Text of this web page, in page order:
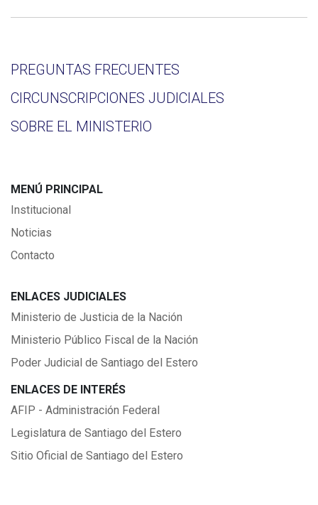
PREGUNTAS FRECUENTES
CIRCUNSCRIPCIONES JUDICIALES
SOBRE EL MINISTERIO
MENÚ PRINCIPAL
Institucional
Noticias
Contacto
ENLACES JUDICIALES
Ministerio de Justicia de la Nación
Ministerio Público Fiscal de la Nación
Poder Judicial de Santiago del Estero
ENLACES DE INTERÉS
AFIP - Administración Federal
Legislatura de Santiago del Estero
Sitio Oficial de Santiago del Estero